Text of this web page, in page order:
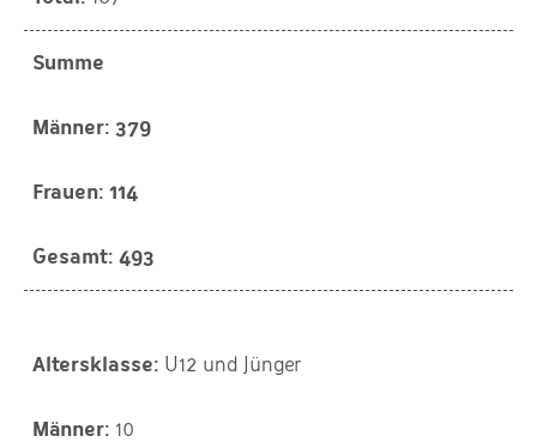
Summe
379
114
493
U12 und Jünger
10